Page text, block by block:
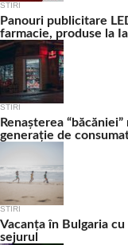
STIRI
Panouri publicitare
farmacie, produse la
STIRI
Renașterea
generație de
STIRI
Vacanța în Bulgaria
sejurul